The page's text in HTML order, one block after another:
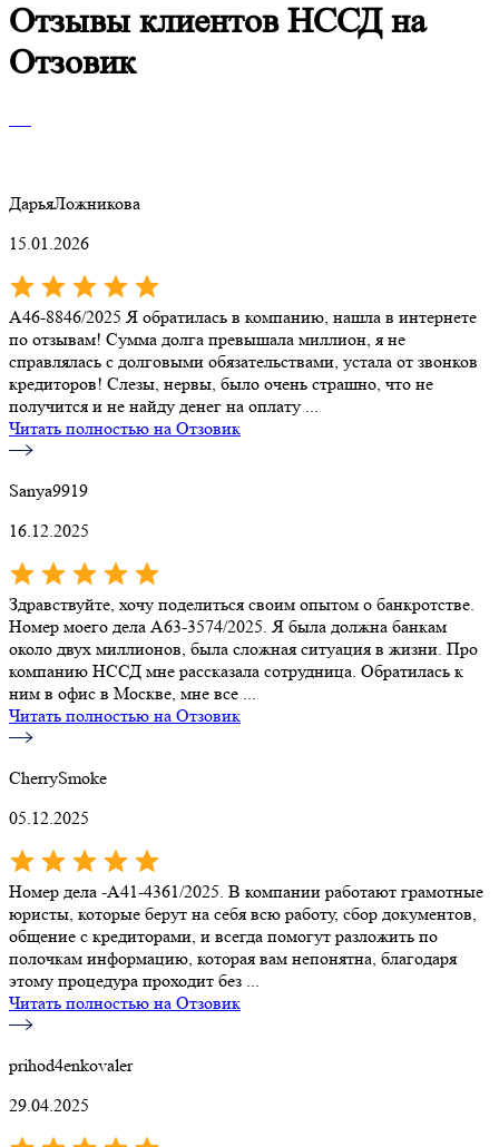
Отзывы клиентов НССД на
Отзовик
ДарьяЛожникова
15.01.2026
А46-8846/2025 Я обратилась в компанию, нашла в интернете
по отзывам! Сумма долга превышала миллион, я не
справлялась с долговыми обязательствами, устала от звонков
кредиторов! Слезы, нервы, было очень страшно, что не
получится и не найду денег на оплату ...
Читать полностью на Отзовик
Sanya9919
16.12.2025
Здравствуйте, хочу поделиться своим опытом о банкротстве.
Номер моего дела А63-3574/2025. Я была должна банкам
около двух миллионов, была сложная ситуация в жизни. Про
компанию НССД мне рассказала сотрудница. Обратилась к
ним в офис в Москве, мне все ...
Читать полностью на Отзовик
CherrySmoke
05.12.2025
Номер дела -А41-4361/2025. В компании работают грамотные
юристы, которые берут на себя всю работу, сбор документов,
общение с кредиторами, и всегда помогут разложить по
полочкам информацию, которая вам непонятна, благодаря
этому процедура проходит без ...
Читать полностью на Отзовик
prihod4enkovaler
29.04.2025